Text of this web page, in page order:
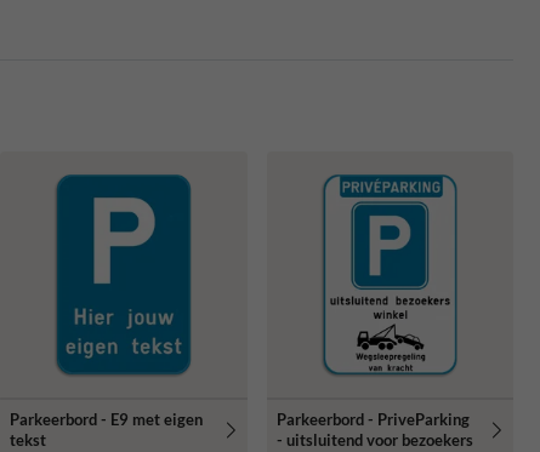
Parkeerbord - E9 met eigen
tekst
Parkeerbord - PriveParking
- uitsluitend voor bezoekers